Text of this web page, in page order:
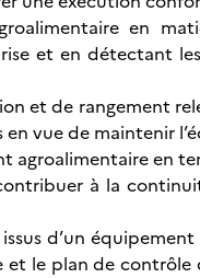
en
et en détectant
et de rangement
vue de maintenir
agroalimentaire en
à la
d’un
le plan de contrôle